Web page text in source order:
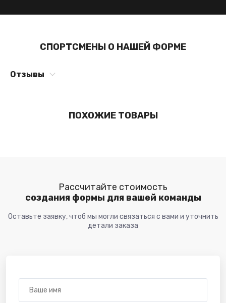
СПОРТСМЕНЫ О НАШЕЙ ФОРМЕ
Отзывы
ПОХОЖИЕ ТОВАРЫ
Рассчитайте стоимость
создания формы для вашей команды
Оставьте заявку, чтоб мы могли связаться с вами и уточнить
детали заказа